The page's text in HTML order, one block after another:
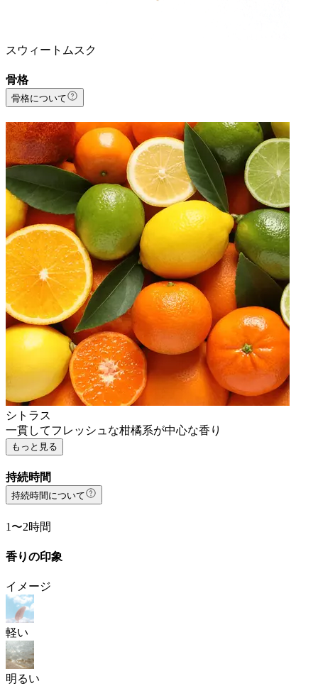
スウィートムスク
骨格
骨格について
シトラス
一貫してフレッシュな柑橘系が中心な香り
もっと見る
持続時間
持続時間について
1〜2時間
香りの印象
イメージ
軽い
明るい